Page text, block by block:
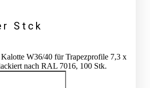
Stck
W36/40 für Trapezprofile 7,3 x
nach RAL 7016, 100 Stk.